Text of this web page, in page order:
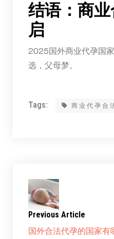
结语：商
启
2025国外商业代孕国
选，父母梦。
Tags: 商业代孕合
Previous Article
国外合法代孕的国家